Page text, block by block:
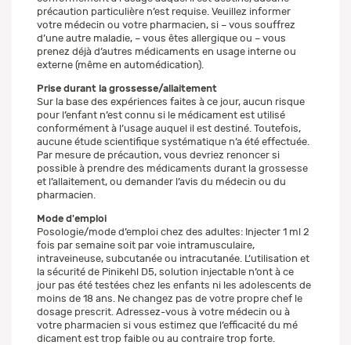
précaution particulière n’est requise. Veuillez informer
votre médecin ou votre pharmacien, si – vous souffrez
d’une autre maladie, – vous êtes allergique ou – vous
prenez déjà d’autres médicaments en usage interne ou
externe (même en automédication).
Prise durant la grossesse/allaitement
Sur la base des expériences faites à ce jour, aucun risque
pour l’enfant n’est connu si le médicament est utilisé
conformément à l’usage auquel il est destiné. Toutefois,
aucune étude scientifique systématique n’a été effectuée.
Par mesure de précaution, vous devriez renoncer si
possible à prendre des médicaments durant la grossesse
et l’allaitement, ou demander l’avis du médecin ou du
pharmacien.
Mode d'emploi
Posologie/mode d’emploi chez des adultes: Injecter 1 ml 2
fois par semaine soit par voie intramusculaire,
intraveineuse, subcutanée ou intracutanée. L’utilisation et
la sécurité de Pinikehl D5, solution injectable n’ont à ce
jour pas été testées chez les enfants ni les adolescents de
moins de 18 ans. Ne changez pas de votre propre chef le
dosage prescrit. Adressez-vous à votre médecin ou à
votre pharmacien si vous estimez que l’efficacité du mé
dicament est trop faible ou au contraire trop forte.